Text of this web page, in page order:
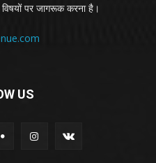
विषयों पर जागरूक करना है।
US